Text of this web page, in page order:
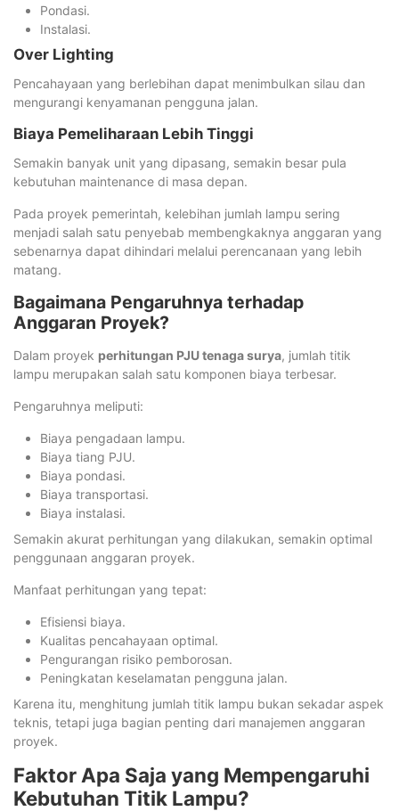
Pondasi.
Instalasi.
Over Lighting
Pencahayaan yang berlebihan dapat menimbulkan silau dan
mengurangi kenyamanan pengguna jalan.
Biaya Pemeliharaan Lebih Tinggi
Semakin banyak unit yang dipasang, semakin besar pula
kebutuhan maintenance di masa depan.
Pada proyek pemerintah, kelebihan jumlah lampu sering
menjadi salah satu penyebab membengkaknya anggaran yang
sebenarnya dapat dihindari melalui perencanaan yang lebih
matang.
Bagaimana Pengaruhnya terhadap
Anggaran Proyek?
Dalam proyek perhitungan PJU tenaga surya, jumlah titik
lampu merupakan salah satu komponen biaya terbesar.
Pengaruhnya meliputi:
Biaya pengadaan lampu.
Biaya tiang PJU.
Biaya pondasi.
Biaya transportasi.
Biaya instalasi.
Semakin akurat perhitungan yang dilakukan, semakin optimal
penggunaan anggaran proyek.
Manfaat perhitungan yang tepat:
Efisiensi biaya.
Kualitas pencahayaan optimal.
Pengurangan risiko pemborosan.
Peningkatan keselamatan pengguna jalan.
Karena itu, menghitung jumlah titik lampu bukan sekadar aspek
teknis, tetapi juga bagian penting dari manajemen anggaran
proyek.
Faktor Apa Saja yang Mempengaruhi
Kebutuhan Titik Lampu?